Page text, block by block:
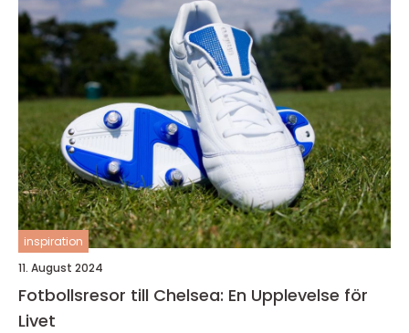
inspiration
11. August 2024
Fotbollsresor till Chelsea: En Upplevelse för
Livet